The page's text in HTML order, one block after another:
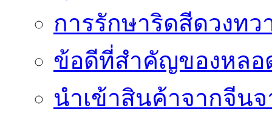
การรักษาริดสีดวงทว
ข้อดีที่สำคัญของหลอ
นำเข้าสินค้าจากจีน